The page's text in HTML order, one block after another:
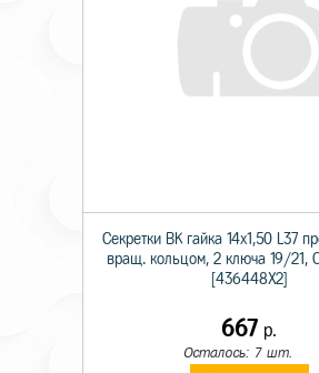
Секретки BK гайка 14х1,50 L37
вращ. кольцом, 2 ключа 19/21,
[436448Х2]
667 р.
Осталось: 7 шт.